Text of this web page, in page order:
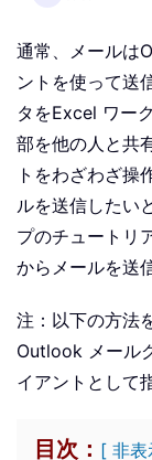
通常、メールは
ントを使って送
タをExcel ワー
部を他の人と共
トをわざわざ操
ルを送信したい
プのチュートリ
からメールを送
注：以下の方法
Outlook メール
イアントとして
目次： [ 非表